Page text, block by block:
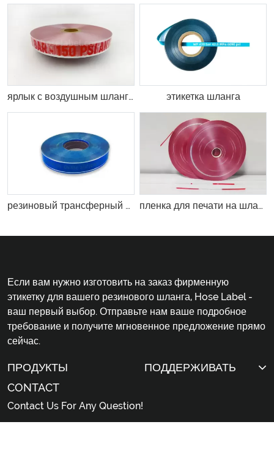
ярлык с воздушным шлангом этикетка шланга
резиновый трансферный логотип пленка для печати на шланге
Если вам нужно изготовить на заказ фирменную
этикетку для вашего резинового шланга, Hose Label -
ваш первый выбор. Отправьте нам ваше подробное
требование и получите мгновенное предложение прямо
сейчас.
ПРОДУКТЫ
ПОДДЕРЖИВАТЬ
CONTACT
Contact Us For Any Question!